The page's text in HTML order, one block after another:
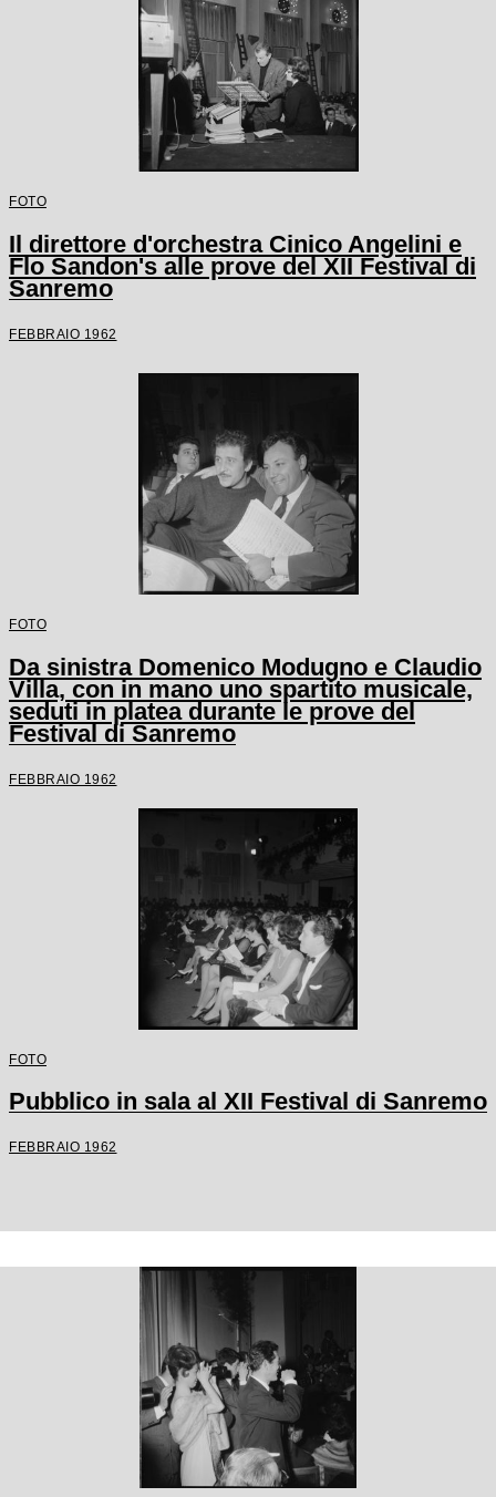
FOTO
Il direttore d'orchestra Cinico Angelini e
Flo Sandon's alle prove del XII Festival di
Sanremo
FEBBRAIO 1962
FOTO
Da sinistra Domenico Modugno e Claudio
Villa, con in mano uno spartito musicale,
seduti in platea durante le prove del
Festival di Sanremo
FEBBRAIO 1962
FOTO
Pubblico in sala al XII Festival di Sanremo
FEBBRAIO 1962